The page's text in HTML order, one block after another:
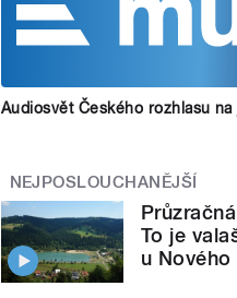
Audiosvět Českého rozhlasu
NEJPOSLOUCHANĚJŠÍ
To je
u